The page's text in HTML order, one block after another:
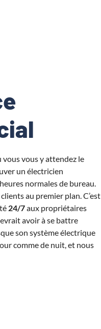
vous y attendez le
un électricien
normales de bureau.
au premier plan. C’est
24/7aux propriétaires
avoir à se battre
son système électrique
comme de nuit, et nous